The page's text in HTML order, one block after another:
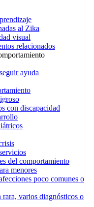
al Zika
visual
relacionados
ayuda
con discapacidad
del comportamiento
menores
poco comunes o
varios diagnósticos o